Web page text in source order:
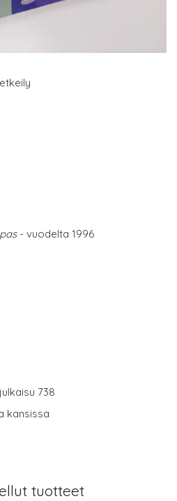
- vuodelta 1996
738
kansissa
tuotteet